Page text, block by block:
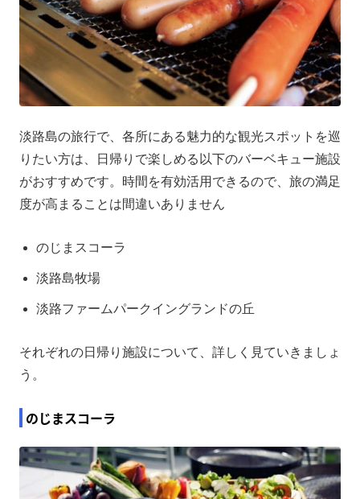
淡路島の旅行で、各所にある魅力的な観光スポットを巡
りたい方は、日帰りで楽しめる以下のバーベキュー施設
がおすすめです。時間を有効活用できるので、旅の満足
度が高まることは間違いありません
のじまスコーラ
淡路島牧場
淡路ファームパークイングランドの丘
それぞれの日帰り施設について、詳しく見ていきましょ
う。
のじまスコーラ